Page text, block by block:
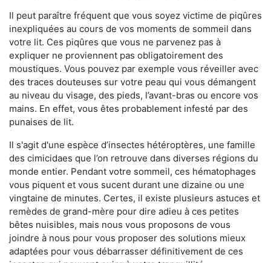
Il peut paraître fréquent que vous soyez victime de piqûres
inexpliquées au cours de vos moments de sommeil dans
votre lit. Ces piqûres que vous ne parvenez pas à
expliquer ne proviennent pas obligatoirement des
moustiques. Vous pouvez par exemple vous réveiller avec
des traces douteuses sur votre peau qui vous démangent
au niveau du visage, des pieds, l’avant-bras ou encore vos
mains. En effet, vous êtes probablement infesté par des
punaises de lit.
Il s'agit d'une espèce d’insectes hétéroptères, une famille
des cimicidaes que l’on retrouve dans diverses régions du
monde entier. Pendant votre sommeil, ces hématophages
vous piquent et vous sucent durant une dizaine ou une
vingtaine de minutes. Certes, il existe plusieurs astuces et
remèdes de grand-mère pour dire adieu à ces petites
bêtes nuisibles, mais nous vous proposons de vous
joindre à nous pour vous proposer des solutions mieux
adaptées pour vous débarrasser définitivement de ces